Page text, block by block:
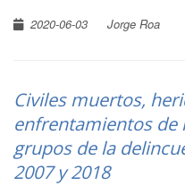
2020-06-03
Jorge Roa
Civiles muertos,
enfrentamientos de
grupos de la
2007 y 2018